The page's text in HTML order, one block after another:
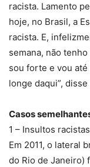
racista. Lamento
hoje, no Brasil, a
racista. E,
semana, não
sou forte e vou
longe daqui”,
Casos
1 – Insultos
Em 2011, o lateral
do Rio de Janeiro)